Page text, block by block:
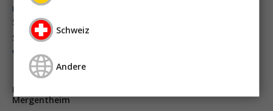
pisces-studie
schluckstörung
septischer schock
vasopressortherapie
Konservative Intensivstation Z1 Caritas Krankenhaus Bad
Mergentheim
Schweiz
Andere